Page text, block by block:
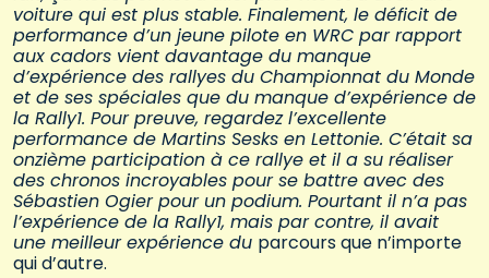
voiture qui est plus stable. Finalement, le déficit de
performance d’un jeune pilote en WRC par rapport
aux cadors vient davantage du manque
d’expérience des rallyes du Championnat du Monde
et de ses spéciales que du manque d’expérience de
la Rally1. Pour preuve, regardez l’excellente
performance de Martins Sesks en Lettonie. C’était sa
onzième participation à ce rallye et il a su réaliser
des chronos incroyables pour se battre avec des
Sébastien Ogier pour un podium. Pourtant il n’a pas
l’expérience de la Rally1, mais par contre, il avait
une meilleur expérience du parcours que n’importe
qui d’autre.